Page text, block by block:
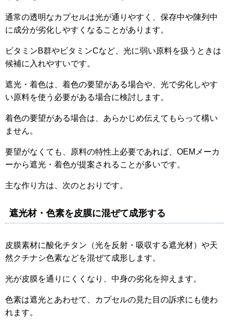
通常の透明なカプセルは光が通りやすく、保存中や陳列中
に成分が劣化しやすくなることがあります。
ビタミンB群やビタミンCなど、光に弱い原料を扱うときは
候補に入れやすいです。
遮光・着色は、着色の要望がある場合や、光で劣化しやす
い原料を使う必要がある場合に検討します。
着色の要望がある場合は、あらかじめ伝えてもらって構い
ません。
要望がなくても、原料の特性上必要であれば、OEMメーカ
ーから遮光・着色が提案されることが多いです。
主な作り方は、次のとおりです。
遮光材・色素を皮膜に混ぜて成形する
皮膜素材に酸化チタン（光を反射・吸収する遮光材）や天
然クチナシ色素などを混ぜて成形します。
光が皮膜を通りにくくなり、中身の劣化を抑えます。
色素は遮光とあわせて、カプセルの見た目の訴求にも使わ
れます。